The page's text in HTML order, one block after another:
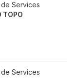
de Services
TOPO
de Services